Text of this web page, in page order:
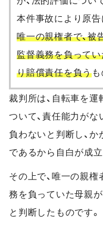
本件事故により原告
唯一の親権者で、被
監督義務を負って
り賠償責任を負う
裁判所は、自転車を
ついて、責任能力が
負わないと判断し、
であるから自白が成
その上で、唯一の親権
務を負っていた母親
と判断したものです。